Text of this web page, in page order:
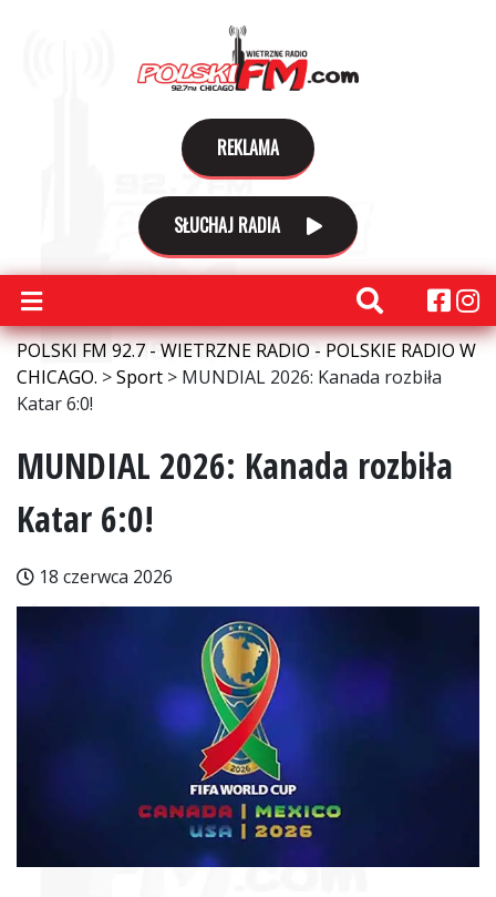
REKLAMA
SŁUCHAJ RADIA
POLSKI FM 92.7 - WIETRZNE RADIO - POLSKIE RADIO W
CHICAGO. >Sport > MUNDIAL 2026: Kanada rozbiła
Katar 6:0!
MUNDIAL 2026: Kanada rozbiła
Katar 6:0!
18 czerwca 2026